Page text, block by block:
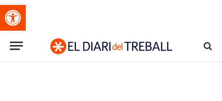
Obre la barra d'eines